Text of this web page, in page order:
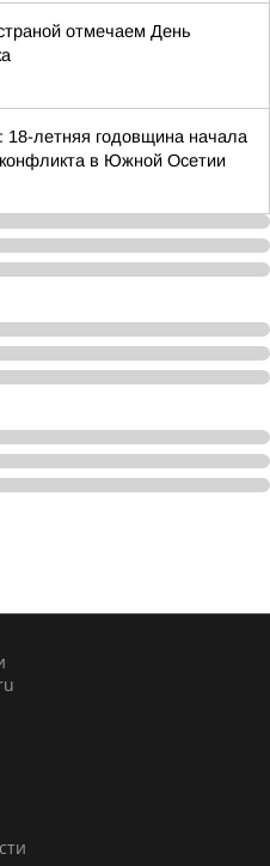
отмечаем День
18-летняя годовщина начала
в Южной Осетии